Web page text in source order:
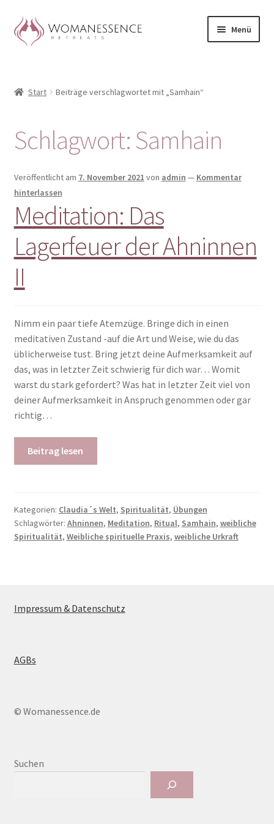
Zur
Navigation
Zum
Inhalt
Menü
Blog
Shop / Retreats im Allgäu
Woman-Circle
Erfahrungen
Warenkorb
Start Beiträge verschlagwortet mit „Samhain“
Schlagwort: Samhain
Veröffentlicht am 7. November 2021 von admin — Kommentar
hinterlassen
Meditation: Das
Lagerfeuer der Ahninnen
II
Nimm ein paar tiefe Atemzüge. Bringe dich in einen
meditativen Zustand -auf die Art und Weise, wie du das
üblicherweise tust. Bring jetzt deine Aufmerksamkeit auf
das, was in letzter Zeit schwierig für dich war… Womit
warst du stark gefordert? Was hat in letzter Zeit viel von
deiner Aufmerksamkeit in Anspruch genommen oder gar
richtig…
Beitrag lesen
Kategorien: Claudia´s Welt, Spiritualität, Übungen
Schlagwörter: Ahninnen, Meditation, Ritual, Samhain, weibliche
Spiritualität, Weibliche spirituelle Praxis, weibliche Urkraft
Impressum & Datenschutz
AGBs
© Womanessence.de
Suchen